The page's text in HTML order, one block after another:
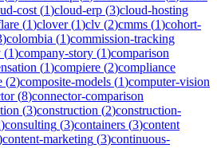
cost (1)cloud-erp (3)cloud-hosting
(1)clover(1)clv (2)cmms (1)cohort-
)colombia (1)commission-tracking
(1)company-story (1)comparison
(1)compiere (2)compliance
(2)composite-models (1)computer-vision
(8)connector-comparison
(3)construction (2)construction-
)consulting (3)containers (3)content
content-marketing (3)continuous-